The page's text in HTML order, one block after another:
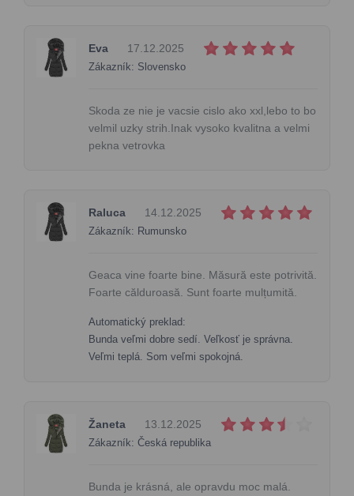
Eva 17.12.2025
Zákazník: Slovensko
Skoda ze nie je vacsie cislo ako xxl,lebo to bo
velmil uzky strih.Inak vysoko kvalitna a velmi
pekna vetrovka
Raluca 14.12.2025
Zákazník: Rumunsko
Geaca vine foarte bine. Măsură este potrivită.
Foarte călduroasă. Sunt foarte mulțumită.
Automatický preklad:
Bunda veľmi dobre sedí. Veľkosť je správna.
Veľmi teplá. Som veľmi spokojná.
Žaneta 13.12.2025
Zákazník: Česká republika
Bunda je krásná, ale opravdu moc malá.